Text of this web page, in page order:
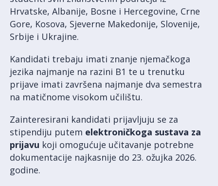
Hrvatske, Albanije, Bosne i Hercegovine, Crne
Gore, Kosova, Sjeverne Makedonije, Slovenije,
Srbije i Ukrajine.
Kandidati trebaju imati znanje njemačkoga
jezika najmanje na razini B1 te u trenutku
prijave imati završena najmanje dva semestra
na matičnome visokom učilištu.
Zainteresirani kandidati prijavljuju se za
stipendiju putem elektroničkoga sustava za
prijavu koji omogućuje učitavanje potrebne
dokumentacije najkasnije do 23. ožujka 2026.
godine.